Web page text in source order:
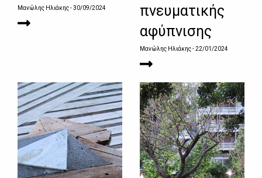
Μανώλης Ηλιάκης- 30/09/2024
πνευματικής
αφύπνισης
Μανώλης Ηλιάκης- 22/01/2024